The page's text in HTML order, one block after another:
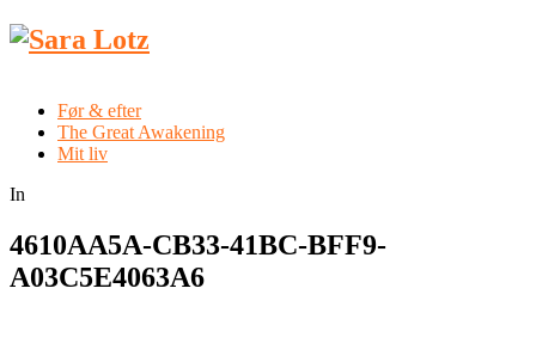
Før & efter
The Great Awakening
Mit liv
In
4610AA5A-CB33-41BC-BFF9-
A03C5E4063A6